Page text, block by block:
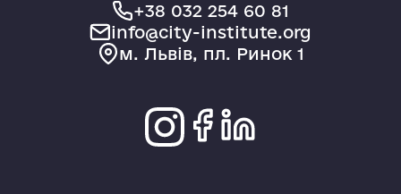
+38 032 254 60 81
info@city-institute.org
м. Львів, пл. Ринок 1